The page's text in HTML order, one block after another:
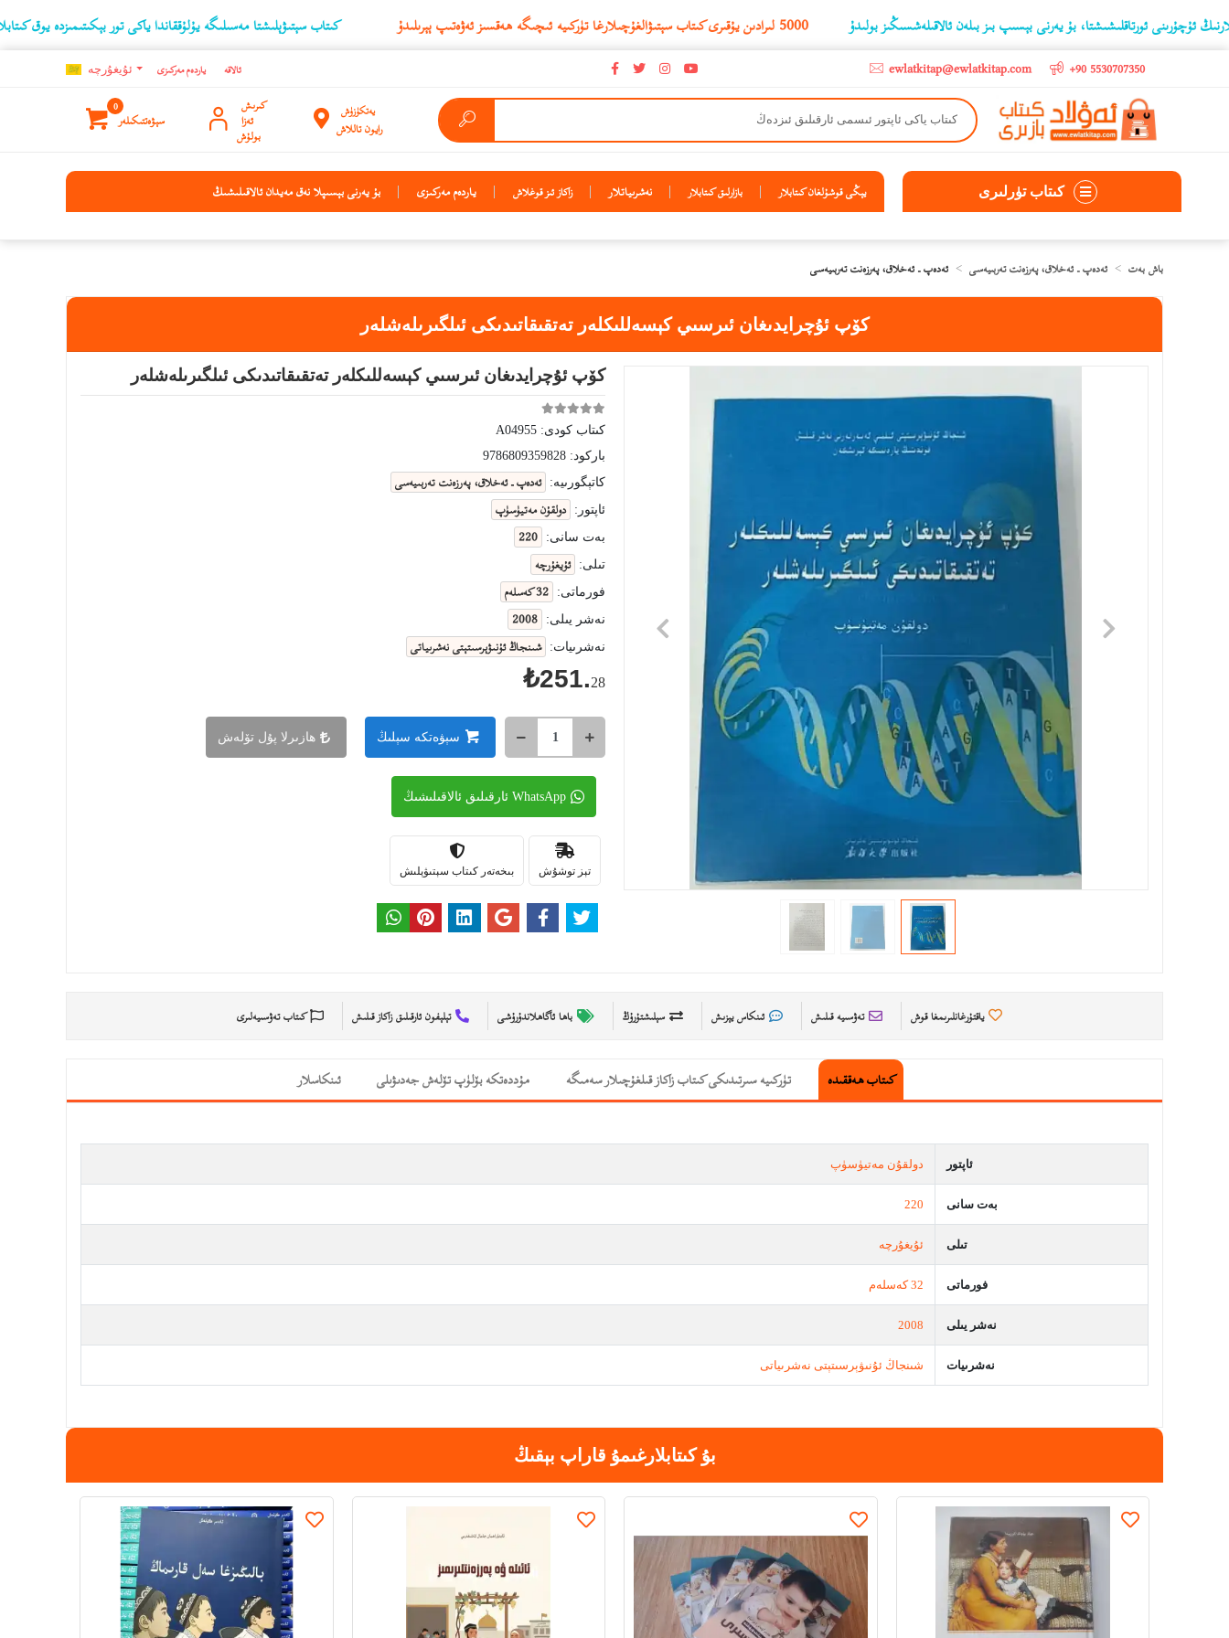
كىتاب سېتىۋېلىشتا مەسىلىگە يۇلۇققاندا ياكى تور بېكىتىمىزدە يوق كىتابلارنىڭ ‫5000 لىرادىن يۇقىرى كىتاب سېتىۋالغۇچىلارغا تۈركىيە ئىچىگە ھەقسىز ئەۋەتىپ ېېرىلىدۇ ئورتاقلىشىشتا، بۇ يەرنى بېسىپ بىز بىلەن ئالاقىلەشسىڭىز بولىدۇ
+90 5530707350
ewlatkitap@ewlatkitap.com ئۇيغۇرچه ياردەم مەركىزى ئالاقە
يەتكۈزۈش
رايون تاللاش
كىرىش
ئەزا
بولۇش
0
سېۋەتتىكىلەر
كىتاب تۈرلىرى يېڭى قوشۇلغان كىتابلار بازارلىق كىتابلار نەشرىياتلار زاكاز ئىز قوغلاش ياردەم مەركىزى بۇ يەرنى بېسىپلا نەق مەيدان ئالاقىلىشىڭ
باش بەت ئەدەپ ـ ئەخلاق، پەرزەنت تەربىيەسى ئەدەپ ـ ئەخلاق، پەرزەنت تەربىيەسى
كۆپ ئۇچرايدىغان ئىرسىي كېسەللىكلەر تەتقىقاتىدىكى ئىلگىرىلەشلەر
كۆپ ئۇچرايدىغان ئىرسىي كېسەللىكلەر تەتقىقاتىدىكى ئىلگىرىلەشلەر
كىتاب كودى: A04955
باركود: 9786809359828
كاتېگورىيە:
ئەدەپ ـ ئەخلاق، پەرزەنت تەربىيەسى
ئاپتور: دولقۇن مەتيۈسۈپ
بەت سانى: 220
تىلى: ئۇيغۇرچە
فورماتى: 32 كەسلەم
نەشر يىلى: 2008
نەشرىيات: شىنجاڭ ئۇنىۋېرسىتېتى نەشرىياتى
₺251.28
سېۋەتكە سېلىڭ ھازىرلا پۇل تۆلەش
WhatsApp ئارقىلىق ئالاقىلىشىڭ
تېز توشۇش بىخەتەر كىتاب سېتىۋېلىش
ياقتۇرغانلىرىمغا قوش تەۋسىيە قىلىش ئىنكاس يېزىش سېلىشتۇرۇڭ باھا ئاگاھلاندۇرۇشى تېلېفون ئارقىلىق زاكاز قىلىش كىتاب تەۋسىيەلىرى
كىتاب ھەققىدە تۈركىيە سىرتىدىكى كىتاب زاكاز قىلغۇچىلار سەمىگە مۇددەتكە بۆلۈپ تۆلەش جەدىۋىلى ئىنكاسلار
ئاپتور دولقۇن مەتيۈسۈپ
بەت سانى 220
تىلى ئۇيغۇرچە
فورماتى 32 كەسلەم
نەشر يىلى 2008
نەشرىيات شىنجاڭ ئۇنىۋېرسىتېتى نەشرىياتى
بۇ كىتابلارغىمۇ قاراپ بېقىڭ